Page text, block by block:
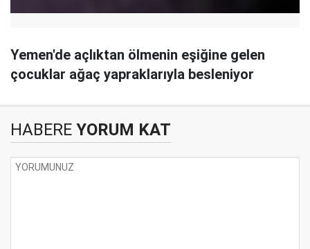
Yemen'de açlıktan ölmenin eşiğine gelen
çocuklar ağaç yapraklarıyla besleniyor
HABERE YORUM KAT